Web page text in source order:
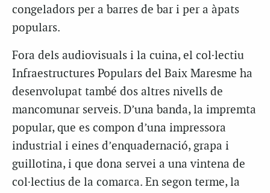
congeladors per a barres de bar i per a àpats
populars.
Fora dels audiovisuals i la cuina, el col·lectiu
Infraestructures Populars del Baix Maresme ha
desenvolupat també dos altres nivells de
mancomunar serveis. D’una banda, la impremta
popular, que es compon d’una impressora
industrial i eines d’enquadernació, grapa i
guillotina, i que dona servei a una vintena de
col·lectius de la comarca. En segon terme, la